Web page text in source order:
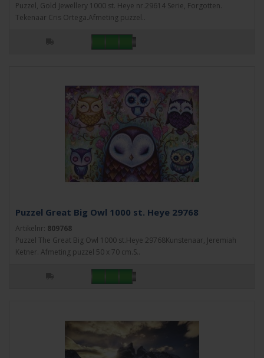
Puzzel, Gold Jewellery 1000 st. Heye nr.29614 Serie, Forgotten.
Tekenaar Cris Ortega.Afmeting puzzel..
Puzzel Great Big Owl 1000 st. Heye 29768
Artikelnr: 809768
Puzzel The Great Big Owl 1000 st.Heye 29768Kunstenaar, Jeremiah
Ketner. Afmeting puzzel 50 x 70 cm.S..